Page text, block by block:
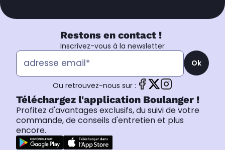
Restons en contact !
Inscrivez-vous à la newsletter
Ok
Ou retrouvez-nous sur :
Téléchargez l'application Boulanger !
Profitez d'avantages exclusifs, du suivi de votre
commande, de conseils d'entretien et plus
encore.